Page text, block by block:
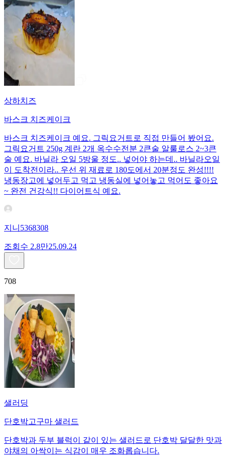
상하치즈
바스크 치즈케이크
바스크 치즈케이크 예요. 그릭요거트로 직접 만들어 봤어요.
그릭요거트 250g 계란 2개 옥수수전분 2큰술 알룰로스 2~3큰
술 예요. 바닐라 오일 5방울 정도.. 넣어야 하는데.. 바닐라오일
이 도착전이라.. 우선 위 재료로 180도에서 20분정도 완성!!!!
냉동장고에 넣어두고 먹고 냉동실에 넣어놓고 먹어도 좋아요
~ 완전 건강식!! 다이어트식 예요.
지니5368308
조회수 2.8만25.09.24
708
샐러딩
단호박고구마 샐러드
단호박과 두부 블럭이 같이 있는 샐러드로 단호박 달달한 맛과
야채의 아싹이는 식감이 매우 조화롭습니다.